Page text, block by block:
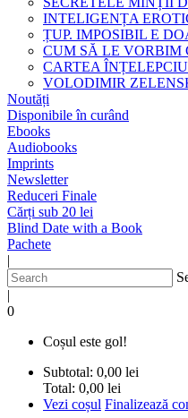
INTELIGENȚA
ȚUP. IMPOSIBIL E
CUM SĂ LE VORBIM
CARTEA
VOLODIMIR
Noutăți
Disponibile în curând
Ebooks
Audiobooks
Imprints
Newsletter
Reduceri Finale
Cărți sub 20 lei
Blind Date with a Book
Pachete
|
|
0
Coșul este gol!
Subtotal: 0,00 lei
Total: 0,00 lei
Vezi coșul Finalizează